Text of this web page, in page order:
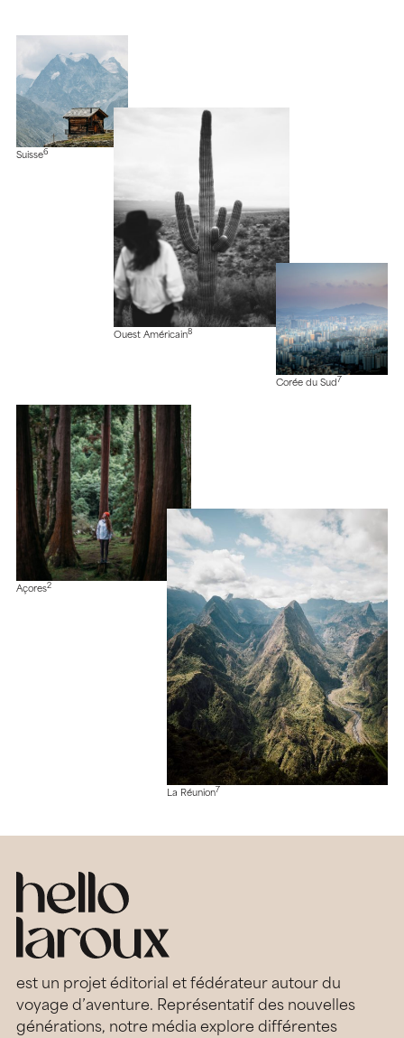
Suisse6
Ouest Américain8
Corée du Sud 7
Açores2
La Réunion7
est un projet éditorial et fédérateur autour du
voyage d’aventure. Représentatif des nouvelles
générations, notre média explore différentes